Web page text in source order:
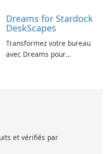
Dreams for Stardock
DeskScapes
Transformez votre bureau
avec Dreams pour
et vérifiés par